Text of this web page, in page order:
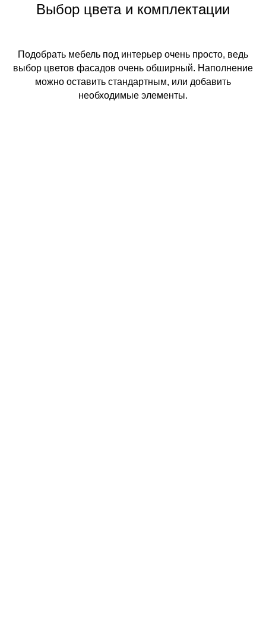
Выбор цвета и комплектации
Подобрать мебель под интерьер очень просто, ведь
выбор цветов фасадов очень обширный. Наполнение
можно оставить стандартным, или добавить
необходимые элементы.